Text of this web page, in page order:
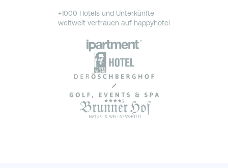
+1000 Hotels und Unterkünfte
weltweit vertrauen auf happyhotel